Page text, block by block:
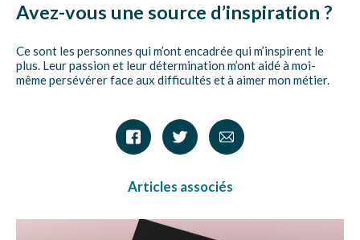
Avez-vous une source d’inspiration ?
Ce sont les personnes qui m’ont encadrée qui m’inspirent le
plus. Leur passion et leur détermination m’ont aidé à moi-
même persévérer face aux difficultés et à aimer mon métier.
Articles associés